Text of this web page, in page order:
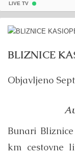
LIVE TV
BLIZNICE
Objavljeno
Bunari
km cestovne